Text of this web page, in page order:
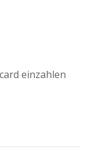
einzahlen